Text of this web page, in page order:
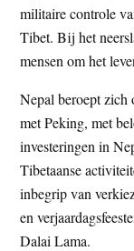
militaire controle
Tibet. Bij het
mensen om het
Nepal beroept zich
met Peking, met
investeringen in
Tibetaanse
inbegrip van
en
Dalai Lama.